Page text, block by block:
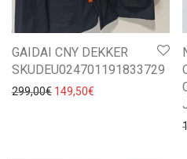
GAIDAI CNY DEKKER
SKUDEU024701191833729
299,00€ Il prezzo originale era:
149,50€ Il prezzo attuale